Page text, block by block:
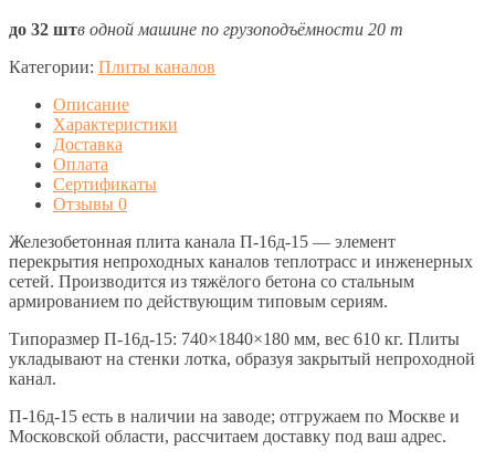
до 32 штв одной машине по грузоподъёмности 20 т
Категории: Плиты каналов
Описание
Характеристики
Доставка
Оплата
Сертификаты
Отзывы 0
Железобетонная плита канала П-16д-15 — элемент
перекрытия непроходных каналов теплотрасс и инженерных
сетей. Производится из тяжёлого бетона со стальным
армированием по действующим типовым сериям.
Типоразмер П-16д-15: 740×1840×180 мм, вес 610 кг. Плиты
укладывают на стенки лотка, образуя закрытый непроходной
канал.
П-16д-15 есть в наличии на заводе; отгружаем по Москве и
Московской области, рассчитаем доставку под ваш адрес.